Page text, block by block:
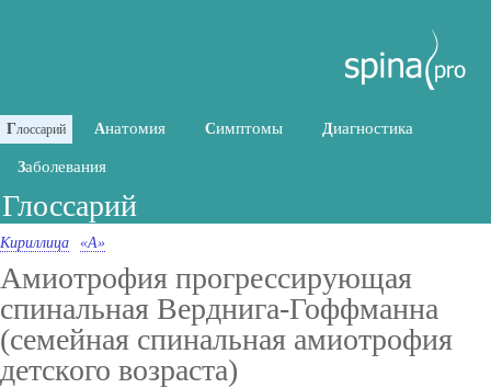
Глоссарий Анатомия Симптомы Диагностика
Заболевания
Глоссарий
Кириллица «А»
Амиотрофия прогрессирующая
спинальная Верднига-Гоффманна
(семейная спинальная амиотрофия
детского возраста)